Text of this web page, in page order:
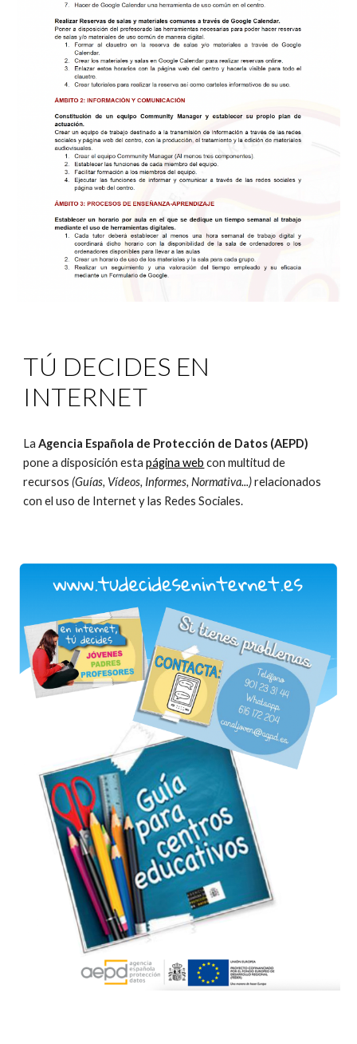
TÚ DECIDES EN
INTERNET
La Agencia Española de Protección de Datos (AEPD)
pone a disposición esta página web con multitud de
recursos (Guías, Vídeos, Informes, Normativa...) relacionados
con el uso de Internet y las Redes Sociales.